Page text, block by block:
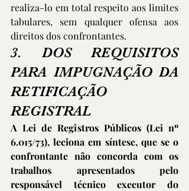
realiza-lo em total respeito aos limites
tabulares, sem qualquer ofensa aos
direitos dos confrontantes.
3. DOS REQUISITOS
PARA IMPUGNAÇÃO DA
RETIFICAÇÃO
REGISTRAL
A Lei de Registros Públicos (Lei nº
6.015/73), leciona em síntese, que se o
confrontante não concorda com os
trabalhos apresentados pelo
responsável técnico executor do